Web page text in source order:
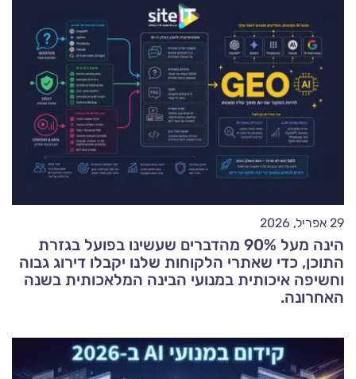
29 אפריל, 2026
הינה מעל 90% מהדברים שעשינו בפועל בגזרת
התוכן, כדי שאתרי הלקוחות שלנו יקבלו דירוג גבוה
וחשיפה איכותית במנועי הבינה המלאכותית בשנה
האחרונה.